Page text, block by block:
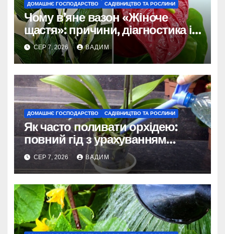
ДОМАШНЄ ГОСПОДАРСТВО САДІВНИЦТВО ТА РОСЛИНИ
Чому в’яне вазон «Жіноче
щастя»: причини, діагностика і
порятунок рослини
СЕР 7, 2026 ВАДИМ
ДОМАШНЄ ГОСПОДАРСТВО САДІВНИЦТВО ТА РОСЛИНИ
Як часто поливати орхідею:
повний гід з урахуванням
сезону та виду
СЕР 7, 2026 ВАДИМ